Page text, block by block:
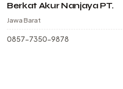
Berkat Akur Nanjaya PT.
Jawa Barat
0857-7350-9878